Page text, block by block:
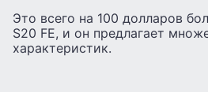
Это всего на 100 долларов
S20 FE, и он предлагает
характеристик.